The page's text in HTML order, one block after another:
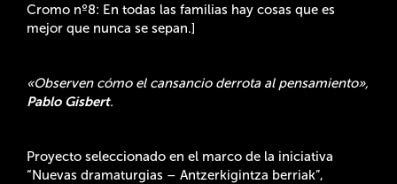
Cromo nº8: En todas las familias hay cosas que es
mejor que nunca se sepan.]
«Observen cómo el cansancio derrota al pensamiento»,
Pablo Gisbert.
Proyecto seleccionado en el marco de la iniciativa
“Nuevas dramaturgias – Antzerkigintza berriak”,